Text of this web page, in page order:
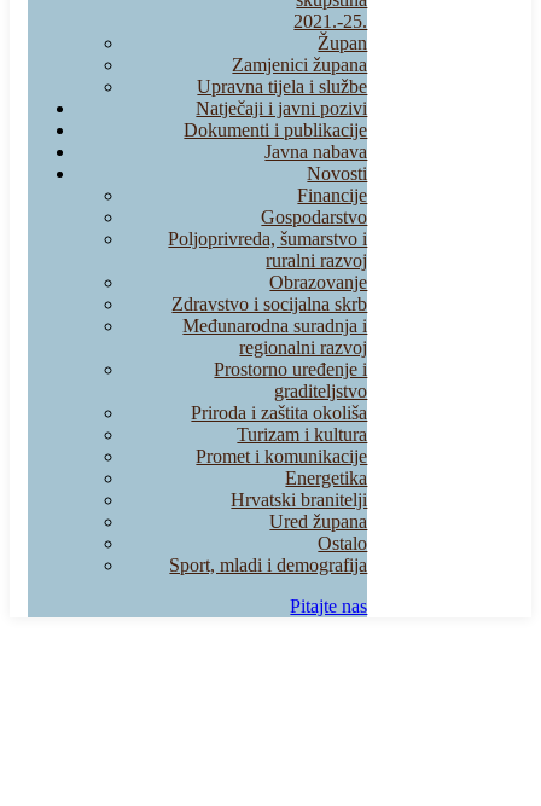
2021.-25.
Župan
Zamjenici župana
Upravna tijela i službe
Natječaji i javni pozivi
Dokumenti i publikacije
Javna nabava
Novosti
Financije
Gospodarstvo
Poljoprivreda, šumarstvo i
ruralni razvoj
Obrazovanje
Zdravstvo i socijalna skrb
Međunarodna suradnja i
regionalni razvoj
Prostorno uređenje i
graditeljstvo
Priroda i zaštita okoliša
Turizam i kultura
Promet i komunikacije
Energetika
Hrvatski branitelji
Ured župana
Ostalo
Sport, mladi i demografija
Pitajte nas